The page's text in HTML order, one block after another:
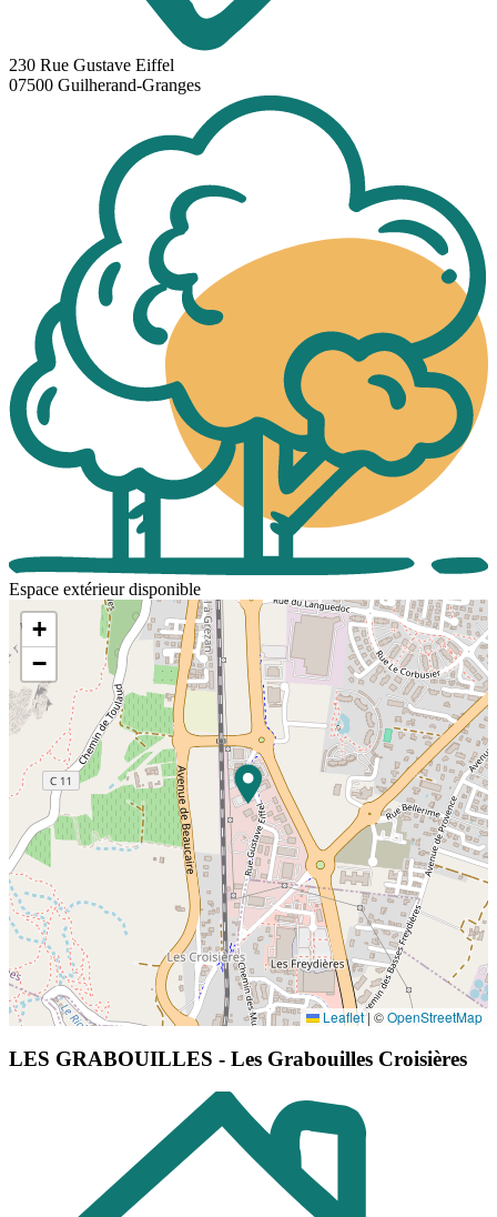
230 Rue Gustave Eiffel
07500 Guilherand-Granges
Espace extérieur disponible
+
−
Leaflet|©OpenStreetMap
LES GRABOUILLES - Les Grabouilles Croisières